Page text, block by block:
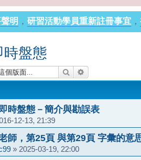
明 ， 研習活動學員重新註冊事宜 ，
時盤態
搜尋
時盤態－簡介與勘誤表
12-13, 21:39
師，第25頁 與第29頁 字彙的意
» 2025-03-19, 22:00